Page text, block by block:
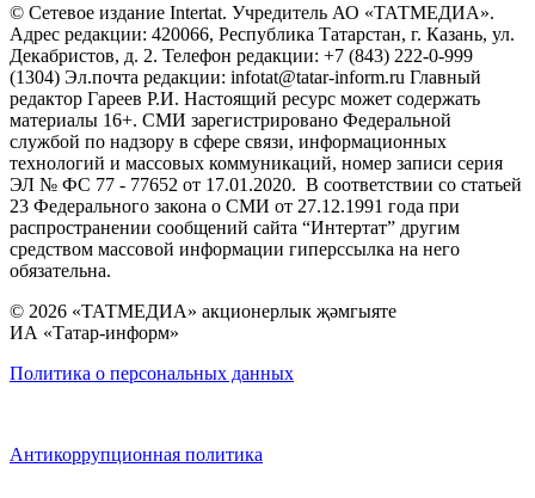
© Сетевое издание Intertat. Учредитель АО «ТАТМЕДИА».
Адрес редакции: 420066, Республика Татарстан, г. Казань, ул.
Декабристов, д. 2. Телефон редакции: +7 (843) 222-0-999
(1304) Эл.почта редакции: infotat@tatar-inform.ru Главный
редактор Гареев Р.И. Настоящий ресурс может содержать
материалы 16+. СМИ зарегистрировано Федеральной
службой по надзору в сфере связи, информационных
технологий и массовых коммуникаций, номер записи серия
ЭЛ № ФС 77 - 77652 от 17.01.2020. В соответствии со статьей
23 Федерального закона о СМИ от 27.12.1991 года при
распространении сообщений сайта “Интертат” другим
средством массовой информации гиперссылка на него
обязательна.
© 2026 «ТАТМЕДИА» акционерлык җәмгыяте
ИА «Татар-информ»
Политика о персональных данных
Антикоррупционная политика